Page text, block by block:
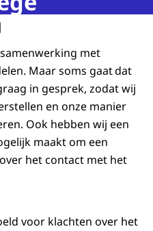
met
Maar soms gaat dat
in gesprek, zodat wij
en onze manier
Ook hebben wij een
maakt om een
het contact met het
voor klachten over het